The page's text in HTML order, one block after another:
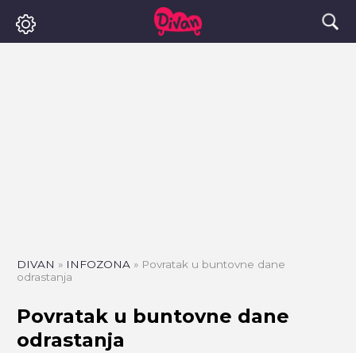
DIVAN » INFOZONA » Povratak u buntovne dane
odrastanja
Povratak u buntovne dane
odrastanja